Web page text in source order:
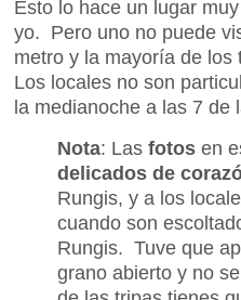
Esto lo hace un lugar
yo. Pero uno no puede
metro y la mayoría de
Los locales no son
la medianoche a las 7
Nota: Las fotos en
delicados de
Rungis, y a los
cuando son
Rungis. Tuve que
grano abierto y no